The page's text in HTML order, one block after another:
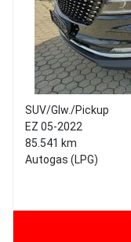
SUV/Glw./Pickup
EZ 05-2022
85.541 km
Autogas (LPG)